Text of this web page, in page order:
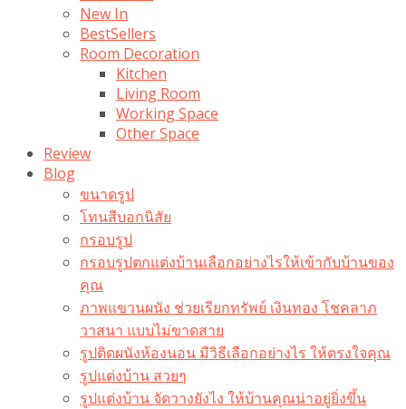
New In
BestSellers
Room Decoration
Kitchen
Living Room
Working Space
Other Space
Review
Blog
ขนาดรูป
โทนสีบอกนิสัย
กรอบรูป
กรอบรูปตกแต่งบ้านเลือกอย่างไรให้เข้ากับบ้านของ
คุณ
ภาพแขวนผนัง ช่วยเรียกทรัพย์ เงินทอง โชคลาภ
วาสนา แบบไม่ขาดสาย
รูปติดผนังห้องนอน มีวิธีเลือกอย่างไร ให้ตรงใจคุณ
รูปแต่งบ้าน สวยๆ
รูปแต่งบ้าน จัดวางยังไง ให้บ้านคุณน่าอยู่ยิ่งขึ้น